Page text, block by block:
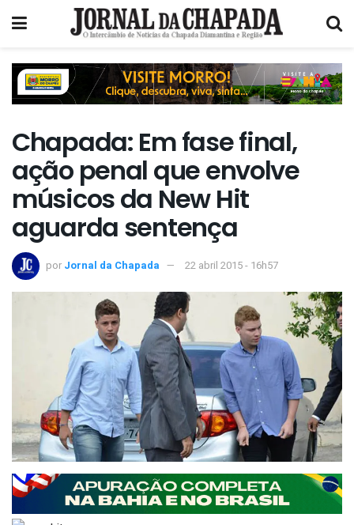
Chapada: Em fase final,
ação penal que envolve
músicos da New Hit
aguarda sentença
por Jornal da Chapada 22 abril 2015 - 16h57